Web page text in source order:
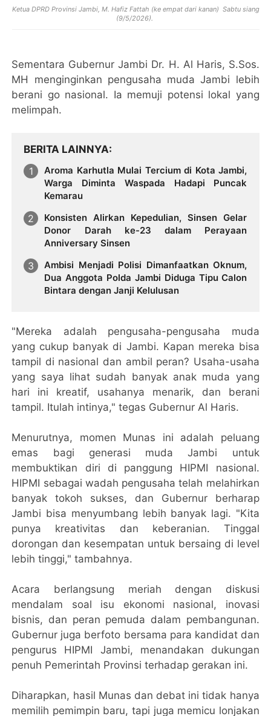
Ketua DPRD Provinsi Jambi, M. Hafiz Fattah (ke empat dari kanan) Sabtu siang
(9/5/2026).
Sementara Gubernur Jambi Dr. H. Al Haris, S.Sos.
MH menginginkan pengusaha muda Jambi lebih
berani go nasional. Ia memuji potensi lokal yang
melimpah.
BERITA LAINNYA
Aroma Karhutla Mulai Tercium di Kota Jambi,
Warga Diminta Waspada Hadapi Puncak
Kemarau
Konsisten Alirkan Kepedulian, Sinsen Gelar
Donor Darah ke-23 dalam Perayaan
Anniversary Sinsen
Ambisi Menjadi Polisi Dimanfaatkan Oknum,
Dua Anggota Polda Jambi Diduga Tipu Calon
Bintara dengan Janji Kelulusan
"Mereka adalah pengusaha-pengusaha muda
yang cukup banyak di Jambi. Kapan mereka bisa
tampil di nasional dan ambil peran? Usaha-usaha
yang saya lihat sudah banyak anak muda yang
hari ini kreatif, usahanya menarik, dan berani
tampil. Itulah intinya," tegas Gubernur Al Haris.
Menurutnya, momen Munas ini adalah peluang
emas bagi generasi muda Jambi untuk
membuktikan diri di panggung HIPMI nasional.
HIPMI sebagai wadah pengusaha telah melahirkan
banyak tokoh sukses, dan Gubernur berharap
Jambi bisa menyumbang lebih banyak lagi. "Kita
punya kreativitas dan keberanian. Tinggal
dorongan dan kesempatan untuk bersaing di level
lebih tinggi," tambahnya.
Acara berlangsung meriah dengan diskusi
mendalam soal isu ekonomi nasional, inovasi
bisnis, dan peran pemuda dalam pembangunan.
Gubernur juga berfoto bersama para kandidat dan
pengurus HIPMI Jambi, menandakan dukungan
penuh Pemerintah Provinsi terhadap gerakan ini.
Diharapkan, hasil Munas dan debat ini tidak hanya
memilih pemimpin baru, tapi juga memicu lonjakan